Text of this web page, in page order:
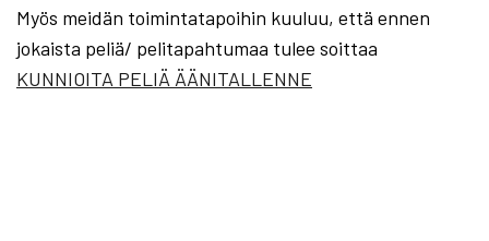
Myös meidän toimintatapoihin kuuluu, että ennen
jokaista peliä/ pelitapahtumaa tulee soittaa
KUNNIOITA PELIÄ ÄÄNITALLENNE